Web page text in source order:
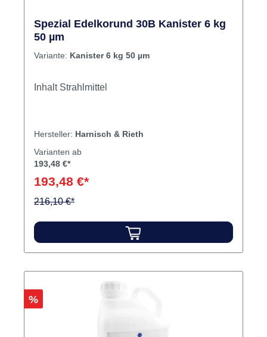
Spezial Edelkorund 30B Kanister 6 kg
50 µm
Variante: Kanister 6 kg 50 µm
Inhalt Strahlmittel
Hersteller: Harnisch & Rieth
Varianten ab
193,48 €*
193,48 €*
216,10 €*
Rabatt
%